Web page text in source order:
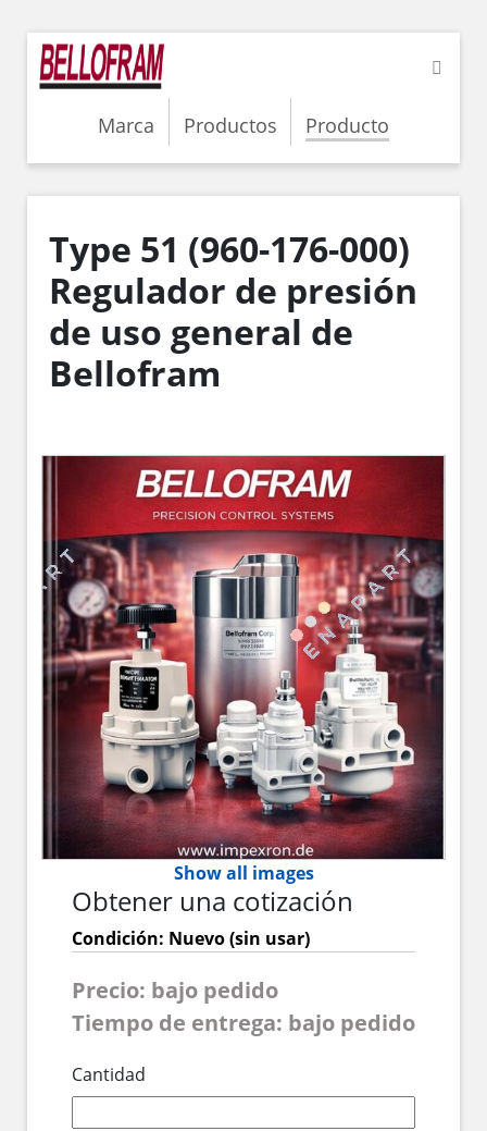
Marca Productos Producto
Type 51 (960-176-000)
Regulador de presión
de uso general de
Bellofram
Show all images
Obtener una cotización
Condición: Nuevo (sin usar)
Precio: bajo pedido
Tiempo de entrega: bajo pedido
Cantidad